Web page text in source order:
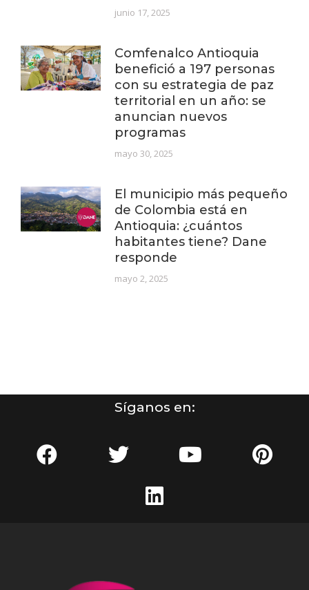
junio 17, 2025
Comfenalco Antioquia
benefició a 197 personas
con su estrategia de paz
territorial en un año: se
anuncian nuevos
programas
mayo 30, 2025
El municipio más pequeño
de Colombia está en
Antioquia: ¿cuántos
habitantes tiene? Dane
responde
mayo 2, 2025
Síganos en: